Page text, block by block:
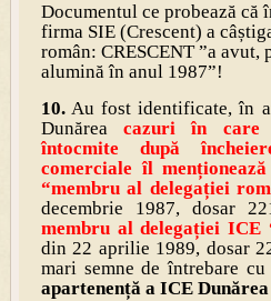
Documentul ce probează că
firma SIE (Crescent) a
român: CRESCENT ”a
alumină în anul 1987”!
10.Au fost identificate, în
Dunăreacazuri în care
întocmite după
comerciale îl
“membru al delegației
decembrie 1987, dosar
membru al delegației ICE
din 22 aprilie 1989, dosar
mari semne de întrebare
apartenență a ICE Dunărea